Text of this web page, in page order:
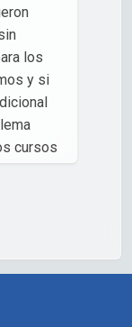
los
y si
cursos
para